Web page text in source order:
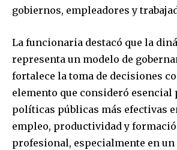
gobiernos, empleadores y
La funcionaria destacó que la
representa un modelo de
fortalece la toma de decisiones
elemento que consideró
políticas públicas más efectivas
empleo, productividad y
profesional, especialmente en